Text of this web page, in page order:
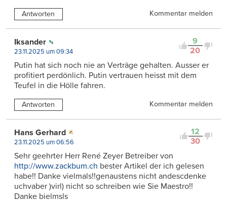
Antworten Kommentar melden
9
20
Iksander
23.11.2025 um 09:34
Putin hat sich noch nie an Verträge gehalten. Ausser er
profitiert perdönlich. Putin vertrauen heisst mit dem
Teufel in die Hölle fahren.
Antworten Kommentar melden
12
30
Hans Gerhard
23.11.2025 um 06:56
Sehr geehrter Herr René Zeyer Betreiber von
http://www.zackbum.ch bester Artikel der ich gelesen
habe!! Danke vielmals!!genaustens nicht andescdenke
uchvaber )virl) nicht so schreiben wie Sie Maestro!!
Danke bielmsls